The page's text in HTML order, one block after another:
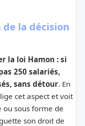
la décision
la loi Hamon : si
250 salariés,
sans détour. En
cet aspect et voit
ou sous forme de
son droit de